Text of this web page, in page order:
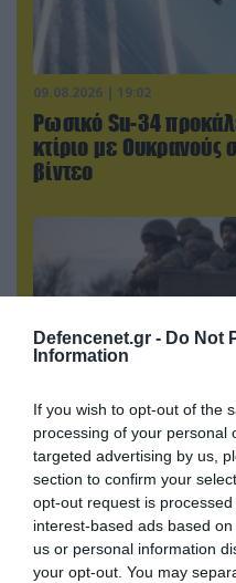
Defencenet.gr - Do Not
Information
If you wish to opt-out of the
processing of your personal
targeted advertising by us,
section to confirm your
opt-out request is
interest-based ads based
us or personal information
your opt-out. You may
09.08.2026 | 19:02
Ρωσικό Su-34
κτίριο με Ουκρανούς
βίντεο
09.08.2026 | 23:02
Νεοσύλλεκτοι
υπάλληλοι της TCC
αλλά… εξοντώθηκαν –